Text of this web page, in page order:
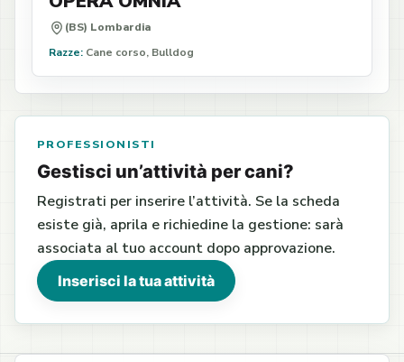
(BS) Lombardia
Razze: Cane corso, Bulldog
PROFESSIONISTI
Gestisci un’attività per cani?
Registrati per inserire l’attività. Se la scheda
esiste già, aprila e richiedine la gestione: sarà
associata al tuo account dopo approvazione.
Inserisci la tua attività